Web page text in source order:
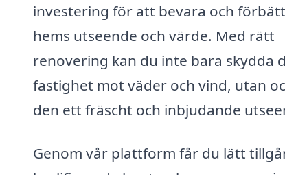
investering för att bevara och
hems utseende och värde. Med rätt
renovering kan du inte bara skydda
fastighet mot väder och vind, utan
den ett fräscht och inbjudande
Genom vår plattform får du lätt